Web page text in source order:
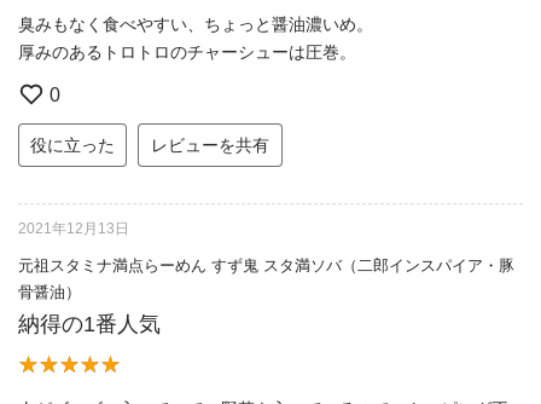
臭みもなく食べやすい、ちょっと醤油濃いめ。
厚みのあるトロトロのチャーシューは圧巻。
0
役に立った レビューを共有
2021年12月13日
元祖スタミナ満点らーめん すず鬼 スタ満ソバ（二郎インスパイア・豚
骨醤油）
納得の1番人気